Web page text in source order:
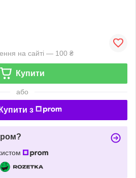
на сайті — 100 ₴
Купити
або
Купити з